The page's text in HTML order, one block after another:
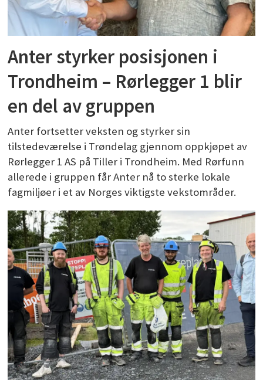
Anter styrker posisjonen i
Trondheim – Rørlegger 1 blir
en del av gruppen
Anter fortsetter veksten og styrker sin
tilstedeværelse i Trøndelag gjennom oppkjøpet av
Rørlegger 1 AS på Tiller i Trondheim. Med Rørfunn
allerede i gruppen får Anter nå to sterke lokale
fagmiljøer i et av Norges viktigste vekstområder.